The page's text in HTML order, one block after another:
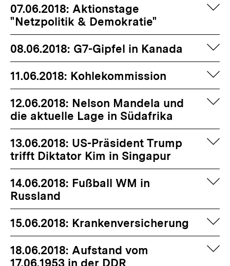
07.06.2018: Aktionstage
"Netzpolitik & Demokratie"
08.06.2018: G7-Gipfel in Kanada
11.06.2018: Kohlekommission
12.06.2018: Nelson Mandela und
die aktuelle Lage in Südafrika
13.06.2018: US-Präsident Trump
trifft Diktator Kim in Singapur
14.06.2018: Fußball WM in
Russland
15.06.2018: Krankenversicherung
18.06.2018: Aufstand vom
17.06.1953 in der DDR